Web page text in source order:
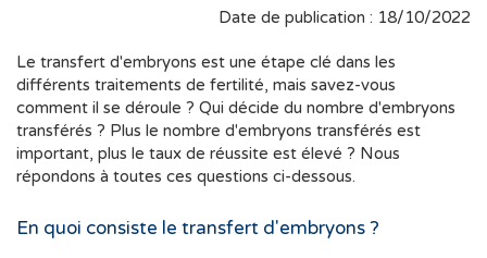
Date de publication : 18/10/2022
Le transfert d'embryons est une étape clé dans les
différents traitements de fertilité, mais savez-vous
comment il se déroule ? Qui décide du nombre d'embryons
transférés ? Plus le nombre d'embryons transférés est
important, plus le taux de réussite est élevé ? Nous
répondons à toutes ces questions ci-dessous.
En quoi consiste le transfert d'embryons ?